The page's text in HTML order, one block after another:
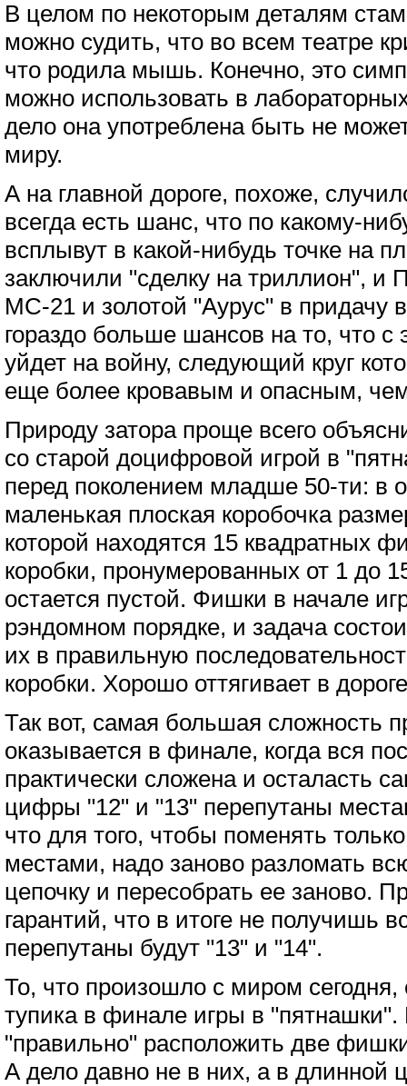
В целом по некоторым деталям
можно судить, что во всем театре
что родила мышь. Конечно, это
можно использовать в
дело она употреблена быть не
миру.
А на главной дороге, похоже,
всегда есть шанс, что по какому-
всплывут в какой-нибудь точке на
заключили "сделку на триллион", и
МС-21 и золотой "Аурус" в придачу
гораздо больше шансов на то, что с
уйдет на войну, следующий круг
еще более кровавым и опасным,
Природу затора проще всего
со старой доцифровой игрой в
перед поколением младше 50-ти: в
маленькая плоская коробочка
которой находятся 15 квадратных
коробки, пронумерованных от 1 до
остается пустой. Фишки в начале
рэндомном порядке, и задача
их в правильную
коробки. Хорошо оттягивает в
Так вот, самая большая сложность
оказывается в финале, когда вся
практически сложена и осталасть
цифры "12" и "13" перепутаны
что для того, чтобы поменять
местами, надо заново разломать
цепочку и пересобрать ее заново.
гарантий, что в итоге не получишь
перепутаны будут "13" и "14".
То, что произошло с миром сегодня,
тупика в финале игры в
"правильно" расположить две
А дело давно не в них, а в длинной